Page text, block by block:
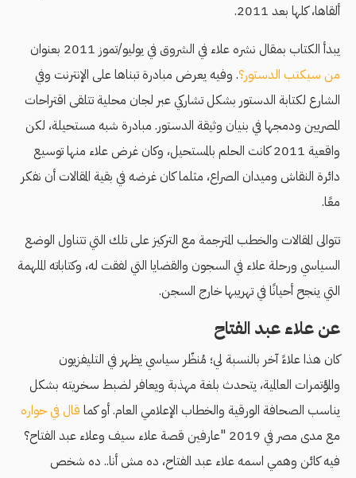
ألقاها، كلها بعد 2011.
يبدأ الكتاب بمقال نشره علاء في الشروق في يوليو/تموز 2011 بعنوان
من سيكتب الدستور؟. وفيه يعرض مبادرة تبناها على الإنترنت وفي
الشارع لكتابة الدستور بشكل تشاركي عبر لجان محلية تتلقى اقتراحات
المصريين ودمجها في بنيان وثيقة الدستور. مبادرة شبه مستحيلة، لكن
واقعية 2011 كانت الحلم بالمستحيل، وكان غرض علاء منها توسيع
دائرة النقاش وميدان الصراع، مثلما كان غرضه في بقية المقالات أن نفكر
معًا.
تتوالى المقالات والخطب المترجمة مع التركيز على تلك التي تتناول الوضع
السياسي ورحلة علاء في السجون والقضايا التي لفقت له، وكتاباته الملهمة
التي ينجح أحيانًا في تهريبها خارج السجن.
عن علاء عبد الفتاح
كان هذا علاءً آخر بالنسبة لي؛ مُنظّر سياسي يظهر في التليفزيون
والمؤتمرات العالمية، يتحدث بلغة مهذبة ويعافر لضبط سخريته بشكل
يناسب الصحافة الورقية والخطاب الإعلامي العام. أو كما قال في حواره
مع مدى مصر في 2019 "عارفين قصة علاء سيف وعلاء عبد الفتاح؟
فيه كائن وهمي اسمه علاء عبد الفتاح، ده مش أنا.. ده شخص